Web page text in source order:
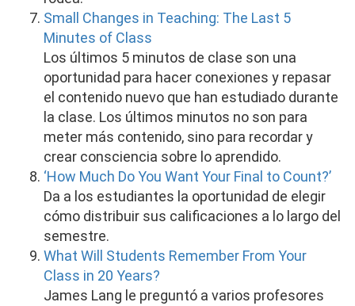
Small Changes in Teaching: The Last 5
Minutes of Class
Los últimos 5 minutos de clase son una
oportunidad para hacer conexiones y repasar
el contenido nuevo que han estudiado durante
la clase. Los últimos minutos no son para
meter más contenido, sino para recordar y
crear consciencia sobre lo aprendido.
‘How Much Do You Want Your Final to Count?’
Da a los estudiantes la oportunidad de elegir
cómo distribuir sus calificaciones a lo largo del
semestre.
What Will Students Remember From Your
Class in 20 Years?
James Lang le preguntó a varios profesores